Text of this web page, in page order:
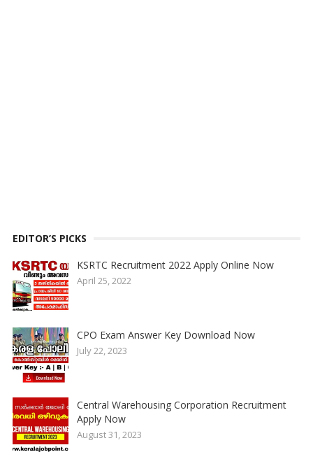
EDITOR’S PICKS
KSRTC Recruitment 2022 Apply Online Now
April 25, 2022
CPO Exam Answer Key Download Now
July 22, 2023
Central Warehousing Corporation Recruitment
Apply Now
August 31, 2023